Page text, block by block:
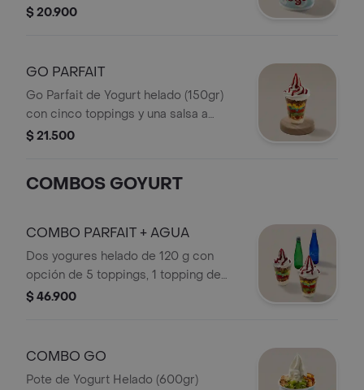
$ 20.900
GO PARFAIT
Go Parfait de Yogurt helado (150gr)
con cinco toppings y una salsa a
elección.
$ 21.500
COMBOS GOYURT
COMBO PARFAIT + AGUA
Dos yogures helado de 120 g con
opción de 5 toppings, 1 topping de
salsa para cada uno, acompañados de
$ 46.900
COMBO GO
Pote de Yogurt Helado (600gr)